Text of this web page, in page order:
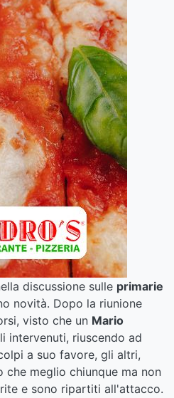
discussione sulle primarie
novità. Dopo la riunione
visto che un Mario
intervenuti, riuscendo ad
a suo favore, gli altri,
che meglio chiunque ma non
e sono ripartiti all'attacco.